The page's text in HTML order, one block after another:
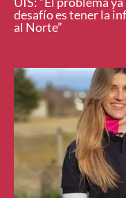
desafío es tener la
al Norte”